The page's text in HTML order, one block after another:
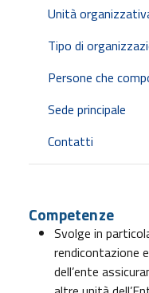
Unità
Tipo di
Persone che
Sede principale
Contatti
Competenze
Svolge in
rendicontazione
dell’ente